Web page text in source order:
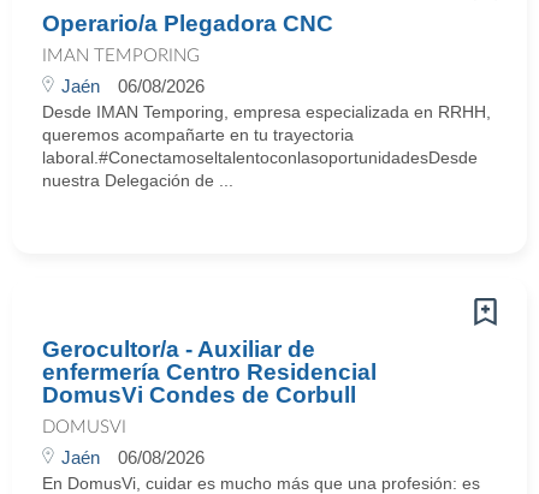
Operario/a Plegadora CNC
IMAN TEMPORING
Jaén 06/08/2026
Desde IMAN Temporing, empresa especializada en RRHH,
queremos acompañarte en tu trayectoria
laboral.#ConectamoseltalentoconlasoportunidadesDesde
nuestra Delegación de ...
Gerocultor/a - Auxiliar de
enfermería Centro Residencial
DomusVi Condes de Corbull
DOMUSVI
Jaén 06/08/2026
En DomusVi, cuidar es mucho más que una profesión: es